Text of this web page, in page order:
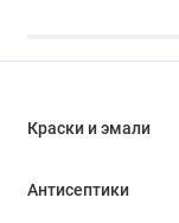
Краски и эмали
Антисептики